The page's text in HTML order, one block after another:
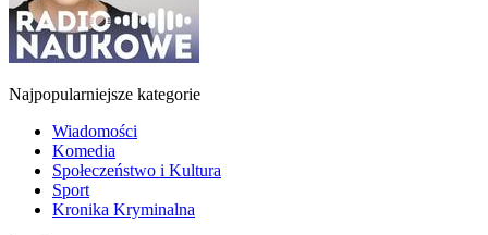
Najpopularniejsze kategorie
Wiadomości
Komedia
Społeczeństwo i Kultura
Sport
Kronika Kryminalna